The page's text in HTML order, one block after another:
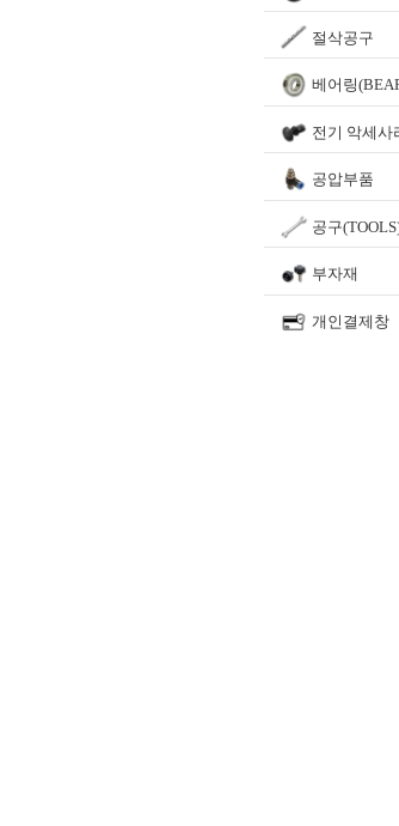
절삭공구
베어링
전기 악세사
공압부품
공구
부자재
개인결제창